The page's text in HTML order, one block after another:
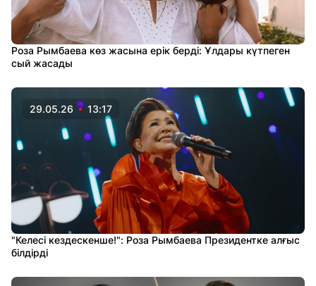
Роза Рымбаева көз жасына ерік берді: Ұлдары күтпеген
сый жасады
29.05.26 13:17
"Келесі кездескенше!": Роза Рымбаева Президентке алғыс
білдірді